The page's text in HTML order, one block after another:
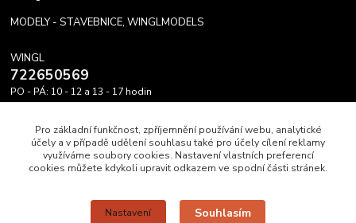
MODELY - STAVEBNICE, WINGLMODELS
WINGL
722650569
PO - PÁ: 10 - 12 a 13 - 17 hodin
Upravit sběr cookies.
Pro základní funkčnost, zpříjemnění používání webu, analytické
účely a v případě udělení souhlasu také pro účely cílení reklamy
využíváme soubory cookies. Nastavení vlastních preferencí
cookies můžete kdykoli upravit odkazem ve spodní části stránek.
Nastavení Souhlasím